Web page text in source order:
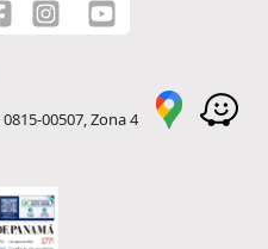
00507, Zona 4